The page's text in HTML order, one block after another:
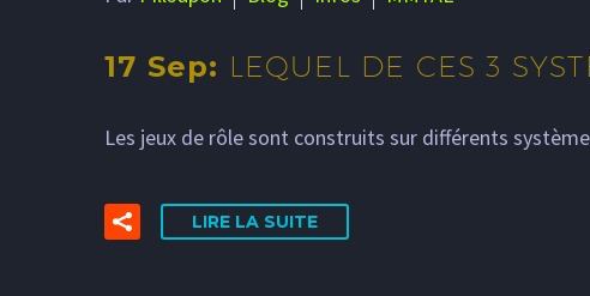
17 Sep: LEQUEL DE CES 3
Les jeux de rôle sont construits sur différents
LIRE LA SUITE